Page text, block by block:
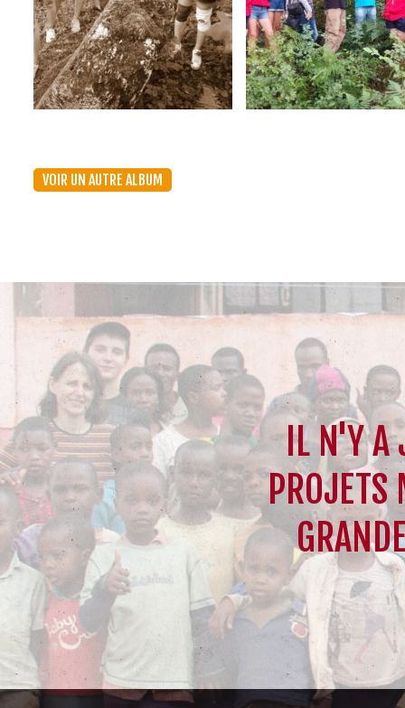
VOIR UN AUTRE ALBUM
IL N'Y A
PROJETS